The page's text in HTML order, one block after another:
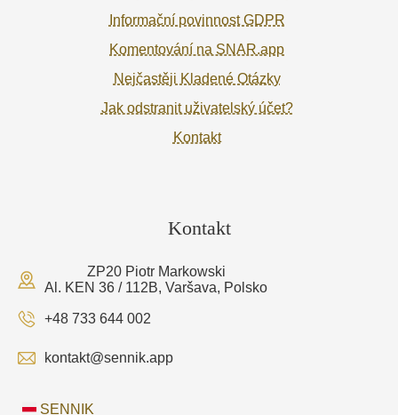
Informační povinnost GDPR
Komentování na SNAR.app
Nejčastěji Kladené Otázky
Jak odstranit uživatelský účet?
Kontakt
Kontakt
ZP20 Piotr Markowski
Al. KEN 36 / 112B, Varšava, Polsko
+48 733 644 002
kontakt@sennik.app
SENNIK